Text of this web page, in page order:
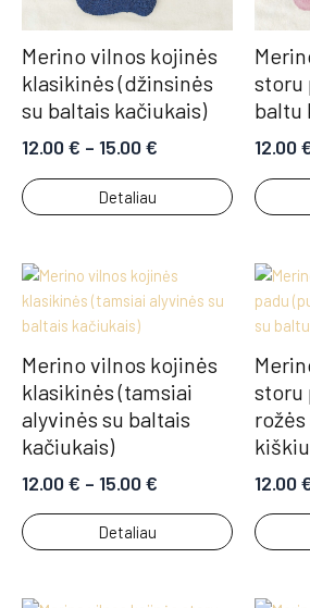
Merino vilnos kojinės
klasikinės (džinsinės
su baltais kačiukais)
12.00€ – 15.00€
Detaliau
storu
baltu
12.00
Merino vilnos kojinės
klasikinės (tamsiai
alyvinės su baltais
kačiukais)
12.00€ – 15.00€
Detaliau
storu
12.00